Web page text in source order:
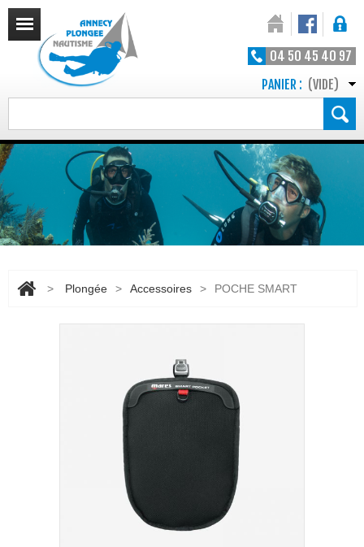
04 50 45 40 97
PANIER : (VIDE)
> Plongée > Accessoires > POCHE SMART